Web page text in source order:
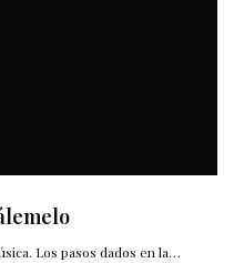
Los pasos dados en la…